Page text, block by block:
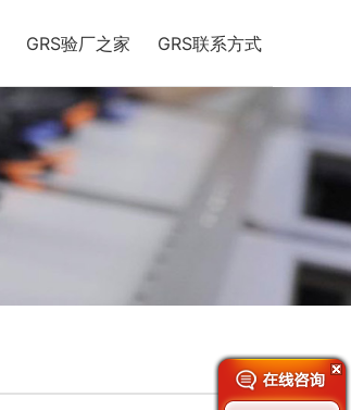
GRS验厂之家 GRS联系方式